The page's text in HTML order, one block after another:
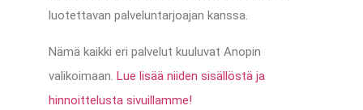
luotettavan palveluntarjoajan kanssa.
Nämä kaikki eri palvelut kuuluvat Anopin
valikoimaan. Lue lisää niiden sisällöstä ja
hinnoittelusta sivuillamme!